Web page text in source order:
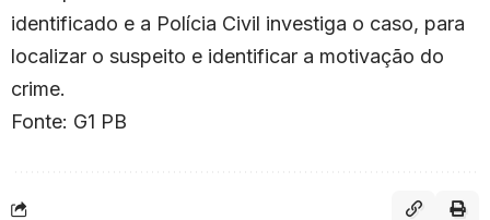
identificado e a Polícia Civil investiga o caso, para
localizar o suspeito e identificar a motivação do
crime.
Fonte: G1 PB